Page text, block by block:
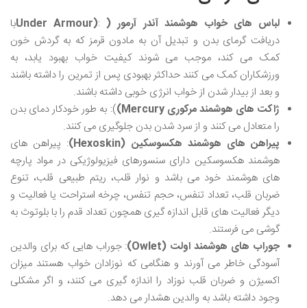
لباس های خواب هوشمند آندر آرمور (:
(Under Armour
با
دریافت گرمای بدن و تبدیل آن به مادون قرمز که به گردش خون
کمک می کند، موجب می شوند کیفیت خواب بهبود یابد، به
ورزشکاران کمک می کنند حداکثر بهبودی پس از تمرین را داشته باشند
و بعد از بیدار شدن از خواب انرژی خوبی داشته باشند.
ژاکت های هوشمند مرکوریMercury) ): به طور خودکار دمای بدن
را متعادل می کنند و از سرد شدن بدن جلوگیری می کنند.
پیراهن های هوشمند هکسوسکین (Hexoskin)
: پیراهن های
هوشمند هکسوسکین دارای سنسورهای فیزیولوژیکی در مواد پارچه
های هوشمند خود می باشد و نوار قلب، ریتم طبیعی قلب، تنوع
ضربان قلب، تعداد تنفس، حجم تنفس، چرخه استراحت یا فعالیت و
دیگر فعالیت های قابل اندازه گیری همچون تعداد قدم را با بلوتوث به
گوشی می فرستند.
جوراب های هوشمند اولت (Owlet)
: جوراب هایی که برای والدین
آسودگی خاطر می آورند و هنگامی که نوزادان خواب هستند میزان
اکسیژن و ضربان قلب نوزاد را اندازه گیری می کنند، و اگر مشکلی
وجود داشته باشد به والدین هشدار می دهد.